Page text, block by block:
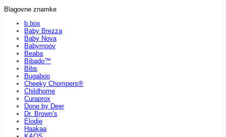
Blagovne znamke
b.box
Baby Brezza
Baby Nova
Babymoov
Beaba
Bibado™
Bibs
Bugaboo
Cheeky Chompers®
Childhome
Curaprox
Done by Deer
Dr. Brown’s
Elodie
Haakaa